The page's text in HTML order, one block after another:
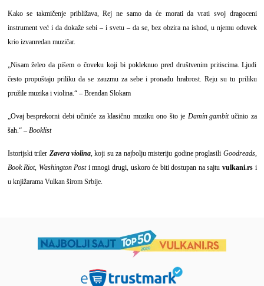
Kako se takmičenje približava, Rej ne samo da će morati da vrati svoj dragoceni
instrument već i da dokaže sebi – i svetu – da se, bez obzira na ishod, u njemu oduvek
krio izvanredan muzičar.
„Nisam želeo da pišem o čoveku koji bi pokleknuo pred društvenim pritiscima. Ljudi
često propuštaju priliku da se zauzmu za sebe i pronađu hrabrost. Reju su tu priliku
pružile muzika i violina.“ – Brendan Slokam
„Ovaj besprekorni debi učiniće za klasičnu muziku ono što je Damin gambitučinio za
šah.“ – Booklist
Istorijski triler Zavera violina, koji su za najbolju misteriju godine proglasili Goodreads,
Book Riot, Washington Posti mnogi drugi, uskoro će biti dostupan na sajtu vulkani.rsi
u knjižarama Vulkan širom Srbije.